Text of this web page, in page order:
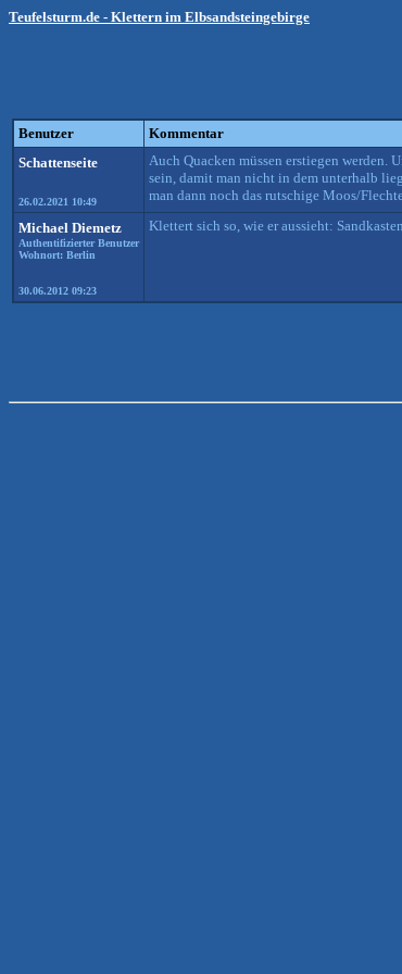
Teufelsturm.de - Klettern im Elbsandsteingebirge
Benutzer Kommentar
Schattenseite
26.02.2021 10:49
Auch Quacken müssen erstiegen
sein, damit man nicht in dem unterhalb
man dann noch das rutschige Moos/
Michael Diemetz
Authentifizierter Benutzer
Wohnort: Berlin
30.06.2012 09:23
Klettert sich so, wie er aussieht: